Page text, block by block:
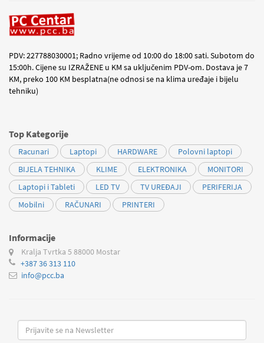
PDV: 227788030001; Radno vrijeme od 10:00 do 18:00 sati. Subotom do
15:00h. Cijene su IZRAŽENE u KM sa uključenim PDV-om. Dostava je 7
KM, preko 100 KM besplatna(ne odnosi se na klima uređaje i bijelu
tehniku)
Top Kategorije
Racunari Laptopi HARDWARE
Polovni laptopi
BIJELA TEHNIKA
KLIME ELEKTRONIKA
MONITORI
Laptopi i Tableti
LED TV TV UREĐAJI
PERIFERIJA
Mobilni
RAČUNARI PRINTERI
Informacije
Kralja Tvrtka 5 88000 Mostar
+387 36 313 110
info@pcc.ba